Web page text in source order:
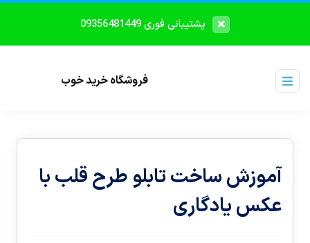
پشتیبانی فوری 09356481449
فروشگاه خرید خوب
آموزش ساخت تابلو طرح قلب با
عکس یادگاری